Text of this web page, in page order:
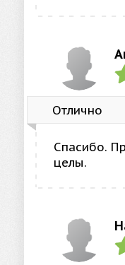
Отлично
Спасибо.
целы.